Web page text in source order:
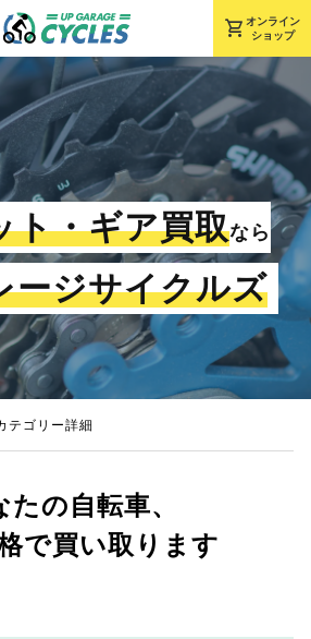
shopping_cart オンライン
ショップ
ト・ギア買取なら
ージサイクルズ
テゴリー詳細
たの自転車、
で買い取ります